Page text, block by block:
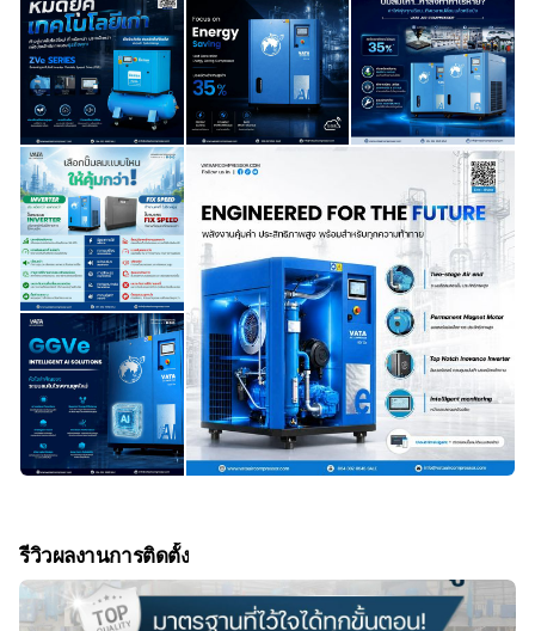
ติดต่อสอบถาม
🏭 บริษัท วาตะ แอร์ คอมเพรสเซอร์ จำกัด
📲 โทร : 064 302 0645 , 098 254 4164
📩 Email : info@vataaircompressor.com
🆔 Line ID : @VATA หรือ คลิกhttps://lin.ee/fyiCi1Q
🌏 Website : www.vataaircompressor.com
#ปั๊มลม #ปั๊มลมสกรู #ปั๊มลมประหยัดพลังงาน #AICompressor
#คอมเพรสเซอร์อัจฉริยะ #ควบคุมระยะไกล #SmartFactory
#IoTเพื่ออุตสาหกรรม #ประหยัดพลังงาน #เพิ่มประสิทธิภาพการผลิต
#ลดต้นทุนเพิ่มกำไร #โรงงานอัจฉริยะ #AirCompressorAI
#อุตสาหกรรม4_0 #GGVeSeries
รีวิวผลงานการติดตั้ง